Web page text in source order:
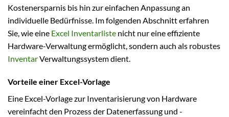
Kostenersparnis bis hin zur einfachen Anpassung an
individuelle Bedürfnisse. Im folgenden Abschnitt erfahren
Sie, wie eine Excel Inventarliste nicht nur eine effiziente
Hardware-Verwaltung ermöglicht, sondern auch als robustes
InventarVerwaltungssystem dient.
Vorteile einer Excel-Vorlage
Eine Excel-Vorlage zur Inventarisierung von Hardware
vereinfacht den Prozess der Datenerfassung und -